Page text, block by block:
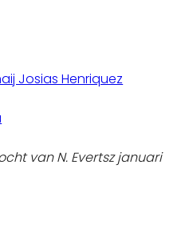
Josias Henriquez
van N. Evertsz januari